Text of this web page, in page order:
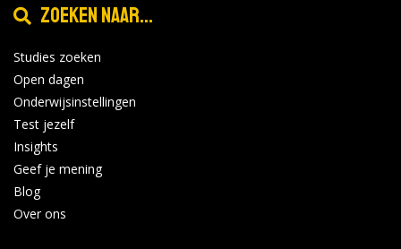
Zoeken naar...
Studies zoeken
Open dagen
Onderwijsinstellingen
Test jezelf
Insights
Geef je mening
Blog
Over ons